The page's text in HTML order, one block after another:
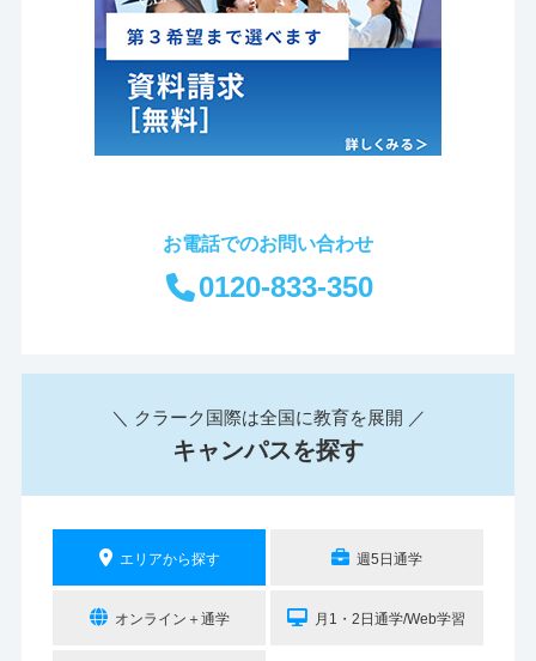
お電話でのお問い合わせ
0120-833-350
＼ クラーク国際は全国に教育を展開 ／
キャンパスを探す
エリアから探す 週5日通学
オンライン＋通学 月1・2日通学/Web学習